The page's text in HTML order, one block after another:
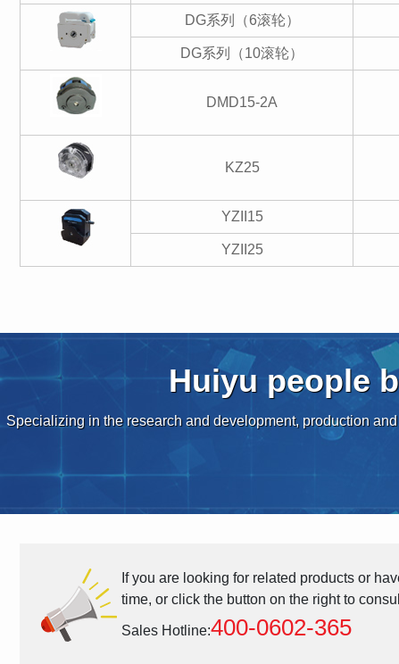
DG系列（6滚轮）
DG系列（10滚轮）
DMD15-2A
KZ25
YZII15
YZII25
Huiyu people
Specializing in the research and development, production
If you are looking for related products or
time, or click the button on the right to
Sales Hotline:400-0602-365